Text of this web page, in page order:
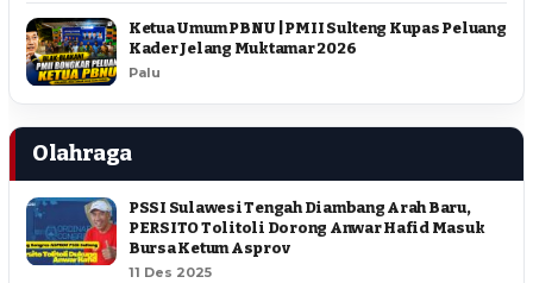
Ketua Umum PBNU | PMII Sulteng Kupas Peluang
Kader Jelang Muktamar 2026
Palu
Olahraga
PSSI Sulawesi Tengah Diambang Arah Baru,
PERSITO Tolitoli Dorong Anwar Hafid Masuk
Bursa Ketum Asprov
11 Des 2025